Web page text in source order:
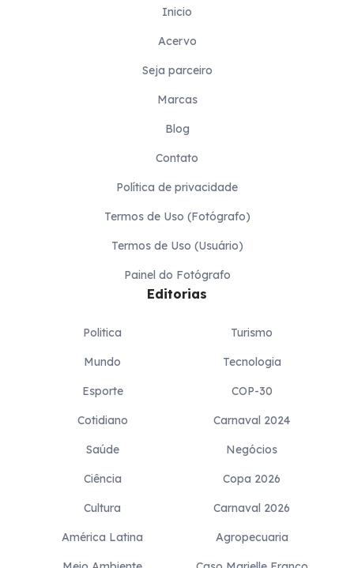
Inicio
Acervo
Seja parceiro
Marcas
Blog
Contato
Política de privacidade
Termos de Uso (Fotógrafo)
Termos de Uso (Usuário)
Painel do Fotógrafo
Editorias
Politica
Mundo
Esporte
Cotidiano
Saúde
Ciência
Cultura
América Latina
Turismo
Tecnologia
COP-30
Carnaval 2024
Negócios
Copa 2026
Carnaval 2026
Agropecuaria